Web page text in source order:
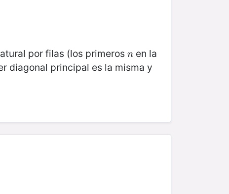
por filas (los primerosn
n en la
diagonal principal es la misma y